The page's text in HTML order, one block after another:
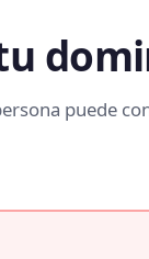
puede